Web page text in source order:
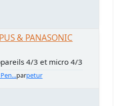
& PANASONIC
4/3 et micro 4/3
parpetur